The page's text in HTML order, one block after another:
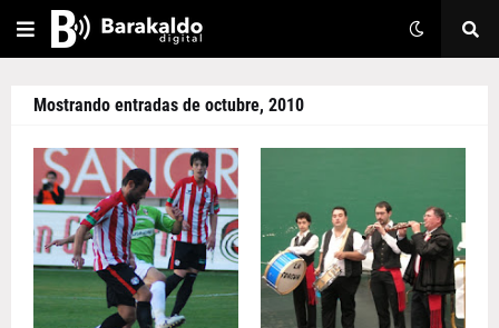
Mostrando entradas de octubre, 2010